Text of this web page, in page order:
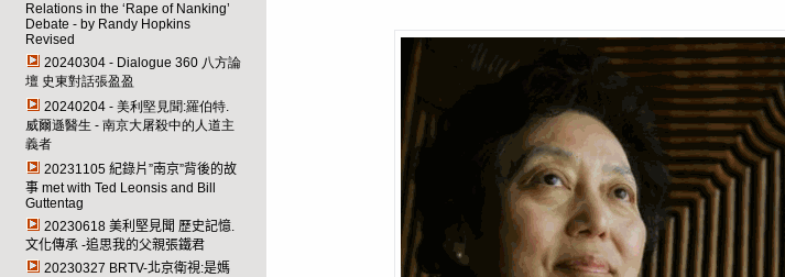
Relations in the ‘Rape of Nanking’
Debate - by Randy Hopkins
Revised
20240304 - Dialogue 360 八方論
壇 史東對話張盈盈
20240204 - 美利堅見聞:羅伯特.
威爾遜醫生 - 南京大屠殺中的人道主
義者
20231105 紀錄片”南京”背後的故
事 met with Ted Leonsis and Bill
Guttentag
20230618 美利堅見聞 歷史記憶.
文化傳承 -追思我的父親張鐵君
20230327 BRTV-北京衛視:是媽